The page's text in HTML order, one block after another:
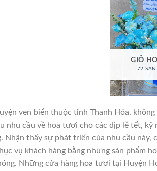
GIỎ
72
ven biển thuộc tỉnh Thanh Hóa,
nhu cầu về hoa tươi cho các dịp lễ tết, kỷ
Nhận thấy sự phát triển của nhu cầu này,
vụ khách hàng bằng những sản phẩm
Những cửa hàng hoa tươi tại Huyện